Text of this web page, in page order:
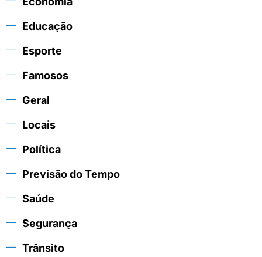
Educação
Esporte
Famosos
Geral
Locais
Política
Previsão do Tempo
Saúde
Segurança
Trânsito